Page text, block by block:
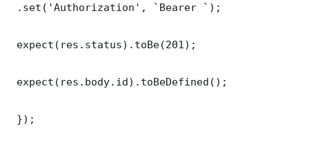
.set('Authorization', `Bearer `);
expect(res.status).toBe(201);
expect(res.body.id).toBeDefined();
});